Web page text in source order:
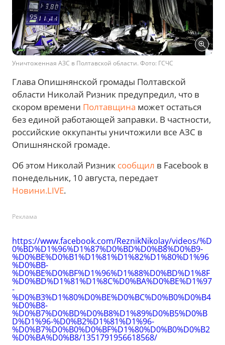
Уничтоженная АЗС в Полтавской области. Фото: ГСЧС
Глава Опишнянской громады Полтавской
области Николай Ризник предупредил, что в
скором времени Полтавщина может остаться
без единой работающей заправки. В частности,
российские оккупанты уничтожили все АЗС в
Опишнянской громаде.
Об этом Николай Ризник сообщил в Facebook в
понедельник, 10 августа, передает
Новини.LIVE.
Реклама
https://www.facebook.com/ReznikNikolay/videos/%D
0%BD%D1%96%D1%87%D0%BD%D0%B8%D0%B9-
%D0%BE%D0%B1%D1%81%D1%82%D1%80%D1%96
%D0%BB-
%D0%BE%D0%BF%D1%96%D1%88%D0%BD%D1%8F
%D0%BD%D1%81%D1%8C%D0%BA%D0%BE%D1%97
-
%D0%B3%D1%80%D0%BE%D0%BC%D0%B0%D0%B4
%D0%B8-
%D0%B7%D0%BD%D0%B8%D1%89%D0%B5%D0%B
D%D1%96-%D0%B2%D1%81%D1%96-
%D0%B7%D0%B0%D0%BF%D1%80%D0%B0%D0%B2
%D0%BA%D0%B8/1351791956618568/